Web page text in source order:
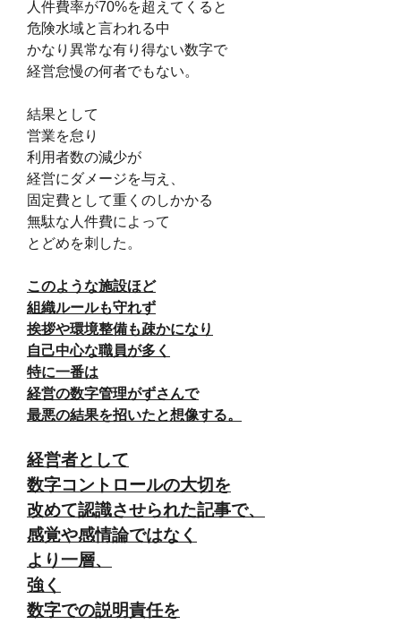
人件費率が70%を超えてくると
危険水域と言われる中
かなり異常な有り得ない数字で
経営怠慢の何者でもない。
結果として
営業を怠り
利用者数の減少が
経営にダメージを与え、
固定費として重くのしかかる
無駄な人件費によって
とどめを刺した。
このような施設ほど
組織ルールも守れず
挨拶や環境整備も疎かになり
自己中心な職員が多く
特に一番は
経営の数字管理がずさんで
最悪の結果を招いたと想像する。
経営者として
数字コントロールの大切を
改めて認識させられた記事で、
感覚や感情論ではなく
より一層、
強く
数字での説明責任を